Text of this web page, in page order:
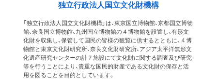
独立行政法人国立文化財機構
「独立行政法人国立文化財機構」は、東京国立博物館、京都国立博物
館、奈良国立博物館、九州国立博物館の４博物館を設置し、有形文
化財を収集し、保管して国民の皆様の観覧に供するとともに、４博
物館と東京文化財研究所、奈良文化財研究所、アジア太平洋無形文
化遺産研究センターの計７施設にて文化財に関する調査及び研究
等を行うことにより、貴重な国民的財産である文化財の保存と活
用を図ることを目的としています。